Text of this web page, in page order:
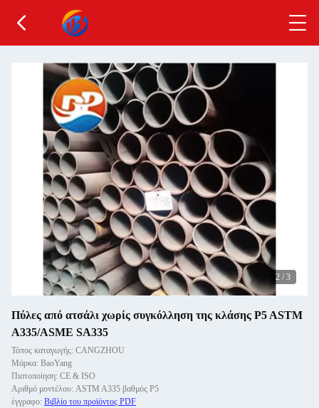
2 / 3
Πύλες από ατσάλι χωρίς συγκόλληση της κλάσης P5 ASTM
A335/ASME SA335
Τόπος καταγωγής: CANGZHOU
Μάρκα: BaoYang
Πιστοποίηση: CE & ISO
Αριθμό μοντέλου: ASTM A335 βαθμός P5
έγγραφο: Βιβλίο του προϊόντος PDF